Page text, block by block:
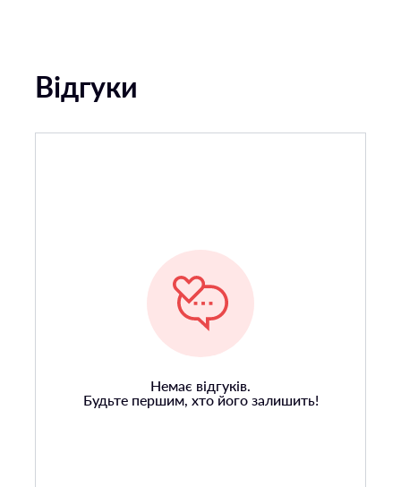
Відгуки
Немає відгуків.
Будьте першим, хто його залишить!